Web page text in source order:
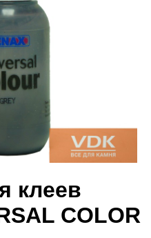
клеев
COLOR